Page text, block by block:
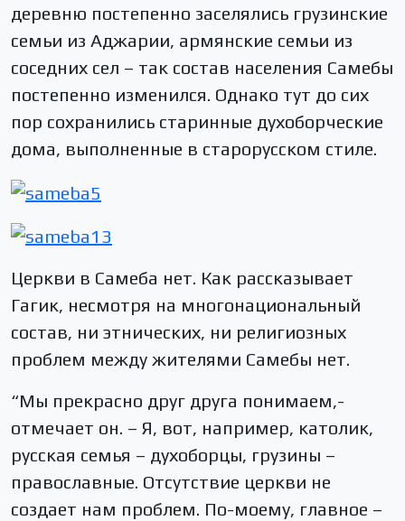
деревню постепенно заселялись грузинские
семьи из Аджарии, армянские семьи из
соседних сел – так состав населения Самебы
постепенно изменился. Однако тут до сих
пор сохранились старинные духоборческие
дома, выполненные в старорусском стиле.
Церкви в Самеба нет. Как рассказывает
Гагик, несмотря на многонациональный
состав, ни этнических, ни религиозных
проблем между жителями Самебы нет.
“Мы прекрасно друг друга понимаем,-
отмечает он. – Я, вот, например, католик,
русская семья – духоборцы, грузины –
православные. Отсутствие церкви не
создает нам проблем. По-моему, главное –